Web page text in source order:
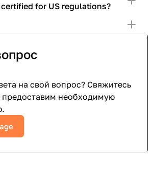
for US regulations?
на свой вопрос? Свяжитесь
необходимую